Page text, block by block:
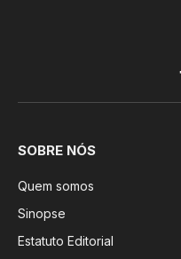
SOBRE NÓS
Quem somos
Sinopse
Estatuto Editorial